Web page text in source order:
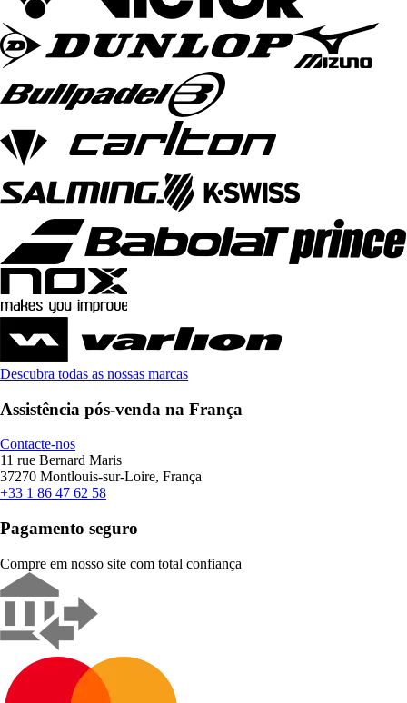
Descubra todas as nossas marcas
Assistência pós-venda na França
Contacte-nos
11 rue Bernard Maris
37270 Montlouis-sur-Loire, França
+33 1 86 47 62 58
Pagamento seguro
Compre em nosso site com total confiança